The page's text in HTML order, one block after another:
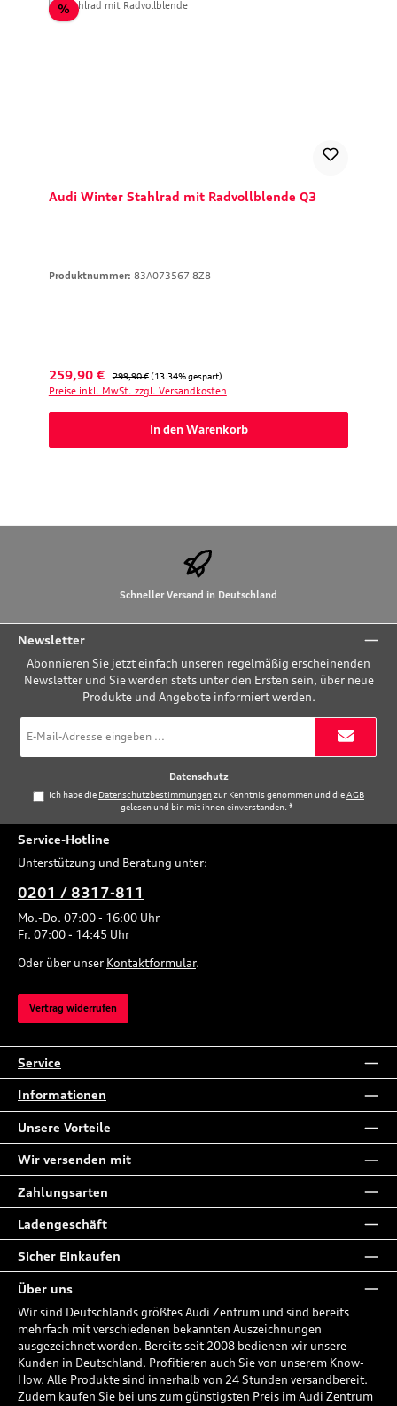
%Rabatt
Audi Winter Stahlrad mit Radvollblende Q3
Produktnummer: 83A073567 8Z8
Verkaufspreis:
259,90 € Regulärer Preis:
299,90 € (13.34% gespart)
Preise inkl. MwSt. zzgl. Versandkosten
In den Warenkorb
Schneller Versand in Deutschland
Newsletter
Abonnieren Sie jetzt einfach unseren regelmäßig erscheinenden
Newsletter und Sie werden stets unter den Ersten sein, über neue
Produkte und Angebote informiert werden.
Mail-
Datenschutz
Ich habe die Datenschutzbestimmungenzur Kenntnis genommen und dieAGB
gelesen und bin mit ihnen einverstanden.*
Service-Hotline
Unterstützung und Beratung unter:
0201 / 8317-811
Mo.-Do. 07:00 - 16:00 Uhr
Fr. 07:00 - 14:45 Uhr
Oder über unser Kontaktformular.
Vertrag widerrufen
Service
Informationen
Unsere Vorteile
Wir versenden mit
Zahlungsarten
Ladengeschäft
Sicher Einkaufen
Über uns
Wir sind Deutschlands größtes Audi Zentrum und sind bereits
mehrfach mit verschiedenen bekannten Auszeichnungen
ausgezeichnet worden. Bereits seit 2008 bedienen wir unsere
Kunden in Deutschland. Profitieren auch Sie von unserem Know-
How. Alle Produkte sind innerhalb von 24 Stunden versandbereit.
Zudem kaufen Sie bei uns zum günstigsten Preis im Audi Zentrum